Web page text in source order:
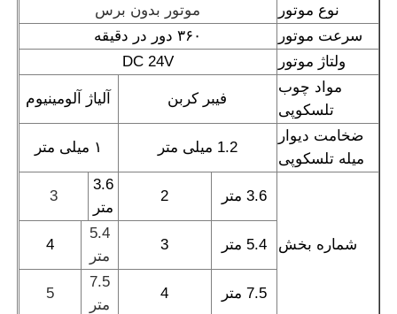
دستگاه اسموز معکوس
ربات تمیز کننده پنل خورشیدی
ذخیره انرژی سد صوتی
نوع موتور
موتور بدون برس
سرعت موتور
۳۶۰ دور در دقیقه
ولتاژ موتور
DC 24V
تلسکوپی
فیبر کربن آلیاژ آلومینیوم
میله تلسکوپی
1.2 میلی متر ۱ میلی متر
شماره بخش
3.6 متر 2
متر
3
5.4 متر 3
متر
4
7.5 متر 4
متر
5